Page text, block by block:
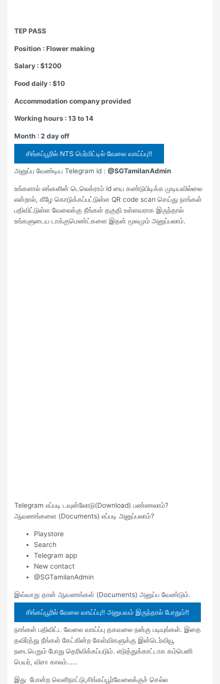
TEP PASS
Position : Flower making
Salary : $1200
Food daily : $10
Accommodation company provided
Working hours : 13 to 14
Month : 2 day off
சிங்கப்பூரில் NTS பெர்மிட்டில் வேலை வாய்ப்பு!!
அனுப்ப வேண்டிய Telegram id :@SGTamilanAdmin
உங்களால் எங்களின் டெலெக்ராம் id யை கண்டுபிடிக்க முடியவில்லை
என்றால், கீழே கொடுக்கப்பட்டுள்ள QR code scan செய்து நாங்கள்
பதிவிட்டுள்ள வேலைக்கு நீங்கள் தகுதி உள்ளவராக இருந்தால்
உங்களுடைய டாக்குமெண்ட்களை இதன் மூலமும் அனுப்பலாம்.
Telegram எப்படி டவுன்லோடு(Download) பண்ணலாம்?
ஆவணங்களை (Documents) எப்படி அனுப்பலாம்?
Playstore
Search
Telegram app
New contact
@SGTamilanAdmin
இவ்வாறு தான் ஆவணங்கள் (Documents) அனுப்ப வேண்டும்.
சிங்கப்பூரில் வேலை வாய்ப்பு!! அனுபவம் இருந்தால் போதும்!!
நாங்கள் பதிவிட்ட வேலை வாய்ப்பு தகவலை நன்கு படியுங்கள். இதை
தவிர்த்து நீங்கள் கேட்கின்ற கேள்விகளுக்கு இன்டெர்வியூ
நடைபெறும் போது தெரிவிக்கப்படும். எடுத்துக்காட்டாக கம்பெனி
பெயர், விசா காலம்……
இது போன்ற வெளிநாட்டு,சிங்கப்பூர்வேலைக்குச் செல்ல